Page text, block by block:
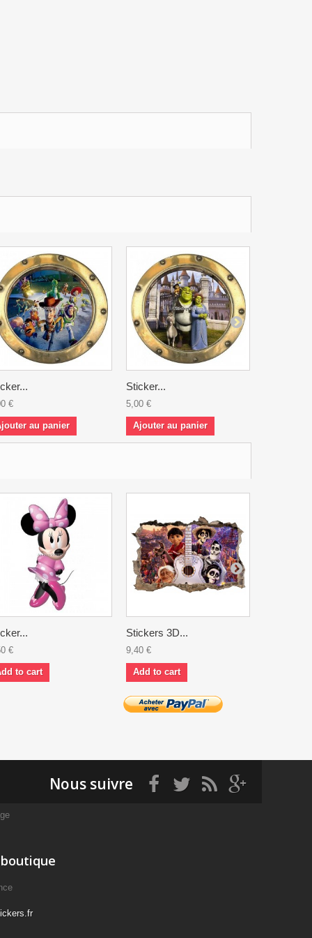
€
au panier
Sticker...
5,00 €
Ajouter au panier
€
to cart
Stickers 3D...
9,40 €
Add to cart
Nous suivre